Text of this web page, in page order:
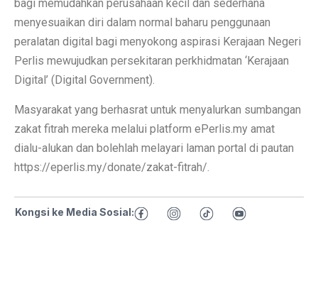
bagi memudahkan perusahaan kecil dan sederhana
menyesuaikan diri dalam normal baharu penggunaan
peralatan digital bagi menyokong aspirasi Kerajaan Negeri
Perlis mewujudkan persekitaran perkhidmatan ‘Kerajaan
Digital’ (Digital Government).
Masyarakat yang berhasrat untuk menyalurkan sumbangan
zakat fitrah mereka melalui platform ePerlis.my amat
dialu-alukan dan bolehlah melayari laman portal di pautan
https://eperlis.my/donate/zakat-fitrah/.
Kongsi ke Media Sosial: